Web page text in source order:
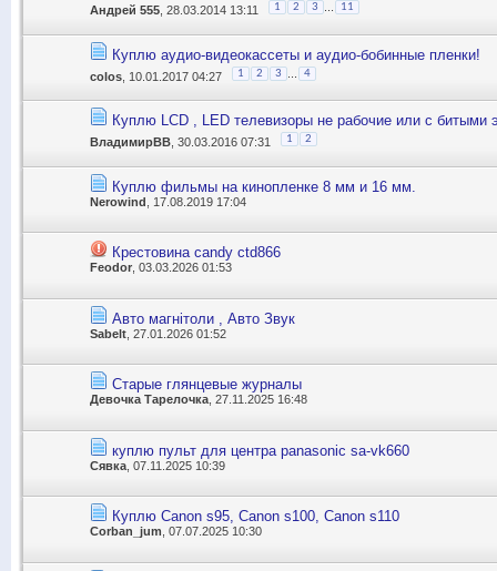
Андрей 555 , 28.03.2014 13:11 1 2 3 11
Куплю аудио-видеокассеты и аудио-бобинные пленки!
colos , 10.01.2017 04:27 1 2 3 4
Куплю LCD , LED телевизоры не рабочие или с битыми
ВладимирВВ , 30.03.2016 07:31 1 2
Куплю фильмы на кинопленке 8 мм и 16 мм.
Nerowind , 17.08.2019 17:04
Крестовина candy ctd866
Feodor , 03.03.2026 01:53
Авто магнітоли , Авто Звук
Sabelt , 27.01.2026 01:52
Старые глянцевые журналы
Девочка Тарелочка , 27.11.2025 16:48
куплю пульт для центра panasonic sa-vk660
Сявка , 07.11.2025 10:39
Куплю Canon s95, Canon s100, Canon s110
Corban_jum , 07.07.2025 10:30